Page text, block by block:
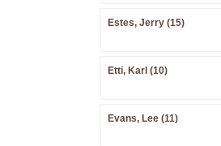
Estes, Jerry (15)
Etti, Karl (10)
Evans, Lee (11)